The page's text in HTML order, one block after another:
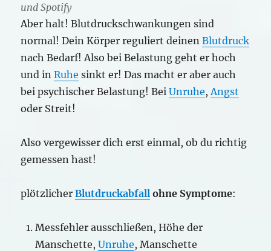
und Spotify
Aber halt! Blutdruckschwankungen sind
normal! Dein Körper reguliert deinenBlutdruck
nach Bedarf! Also bei Belastung geht er hoch
und inRuhe sinkt er! Das macht er aber auch
bei psychischer Belastung! BeiUnruhe, Angst
oder Streit!
Also vergewisser dich erst einmal, ob du richtig
gemessen hast!
plötzlicherBlutdruckabfall ohne Symptome:
Messfehler ausschließen, Höhe der
Manschette,Unruhe, Manschette